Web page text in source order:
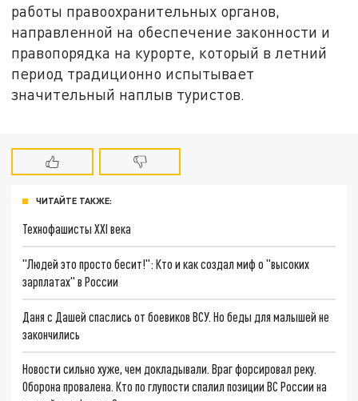
работы правоохранительных органов,
направленной на обеспечение законности и
правопорядка на курорте, который в летний
период традиционно испытывает
значительный наплыв туристов.
ЧИТАЙТЕ ТАКЖЕ:
Технофашисты XXI века
"Людей это просто бесит!": Кто и как создал миф о "высоких
зарплатах" в России
Даня с Дашей спаслись от боевиков ВСУ. Но беды для малышей не
закончились
Новости сильно хуже, чем докладывали. Враг форсировал реку.
Оборона провалена. Кто по глупости спалил позиции ВС России на